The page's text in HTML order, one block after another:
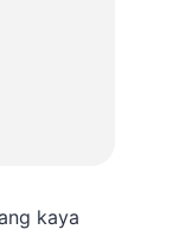
kaya